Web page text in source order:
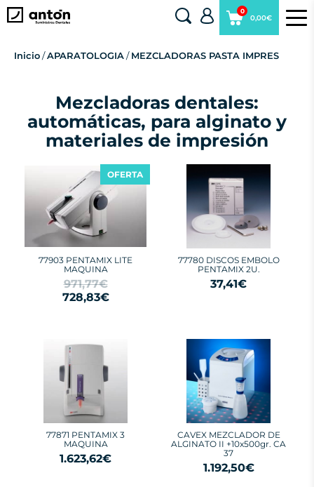
0,00€
0
Inicio/APARATOLOGIA/MEZCLADORAS PASTA IMPRES
Mezcladoras dentales:
automáticas, para alginato y
materiales de impresión
77903 PENTAMIX LITE
MAQUINA
971,77€
728,83€
OFERTA
77780 DISCOS EMBOLO
PENTAMIX 2U.
37,41€
77871 PENTAMIX 3
MAQUINA
1.623,62€
CAVEX MEZCLADOR DE
ALGINATO II +10x500gr. CA
37
1.192,50€